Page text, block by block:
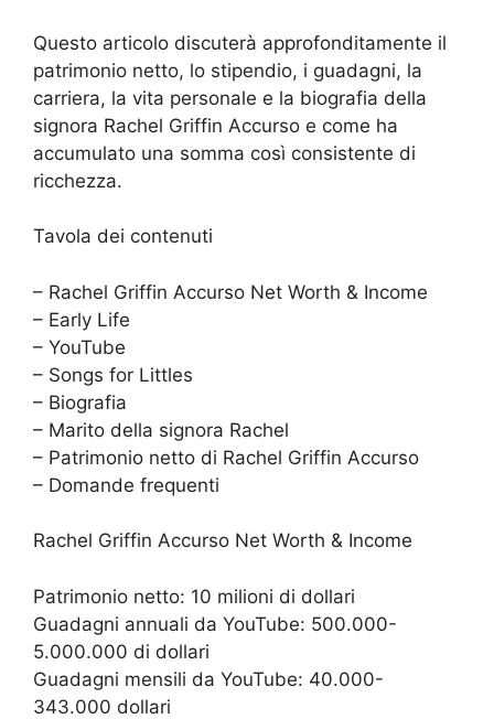
Questo articolo discuterà approfonditamente il
patrimonio netto, lo stipendio, i guadagni, la
carriera, la vita personale e la biografia della
signora Rachel Griffin Accurso e come ha
accumulato una somma così consistente di
ricchezza.
Tavola dei contenuti
– Rachel Griffin Accurso Net Worth & Income
– Early Life
– YouTube
– Songs for Littles
– Biografia
– Marito della signora Rachel
– Patrimonio netto di Rachel Griffin Accurso
– Domande frequenti
Rachel Griffin Accurso Net Worth & Income
Patrimonio netto: 10 milioni di dollari
Guadagni annuali da YouTube: 500.000-
5.000.000 di dollari
Guadagni mensili da YouTube: 40.000-
343.000 dollari